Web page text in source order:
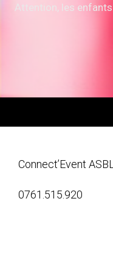
Attention, les
Connect’Event
0761.515.920